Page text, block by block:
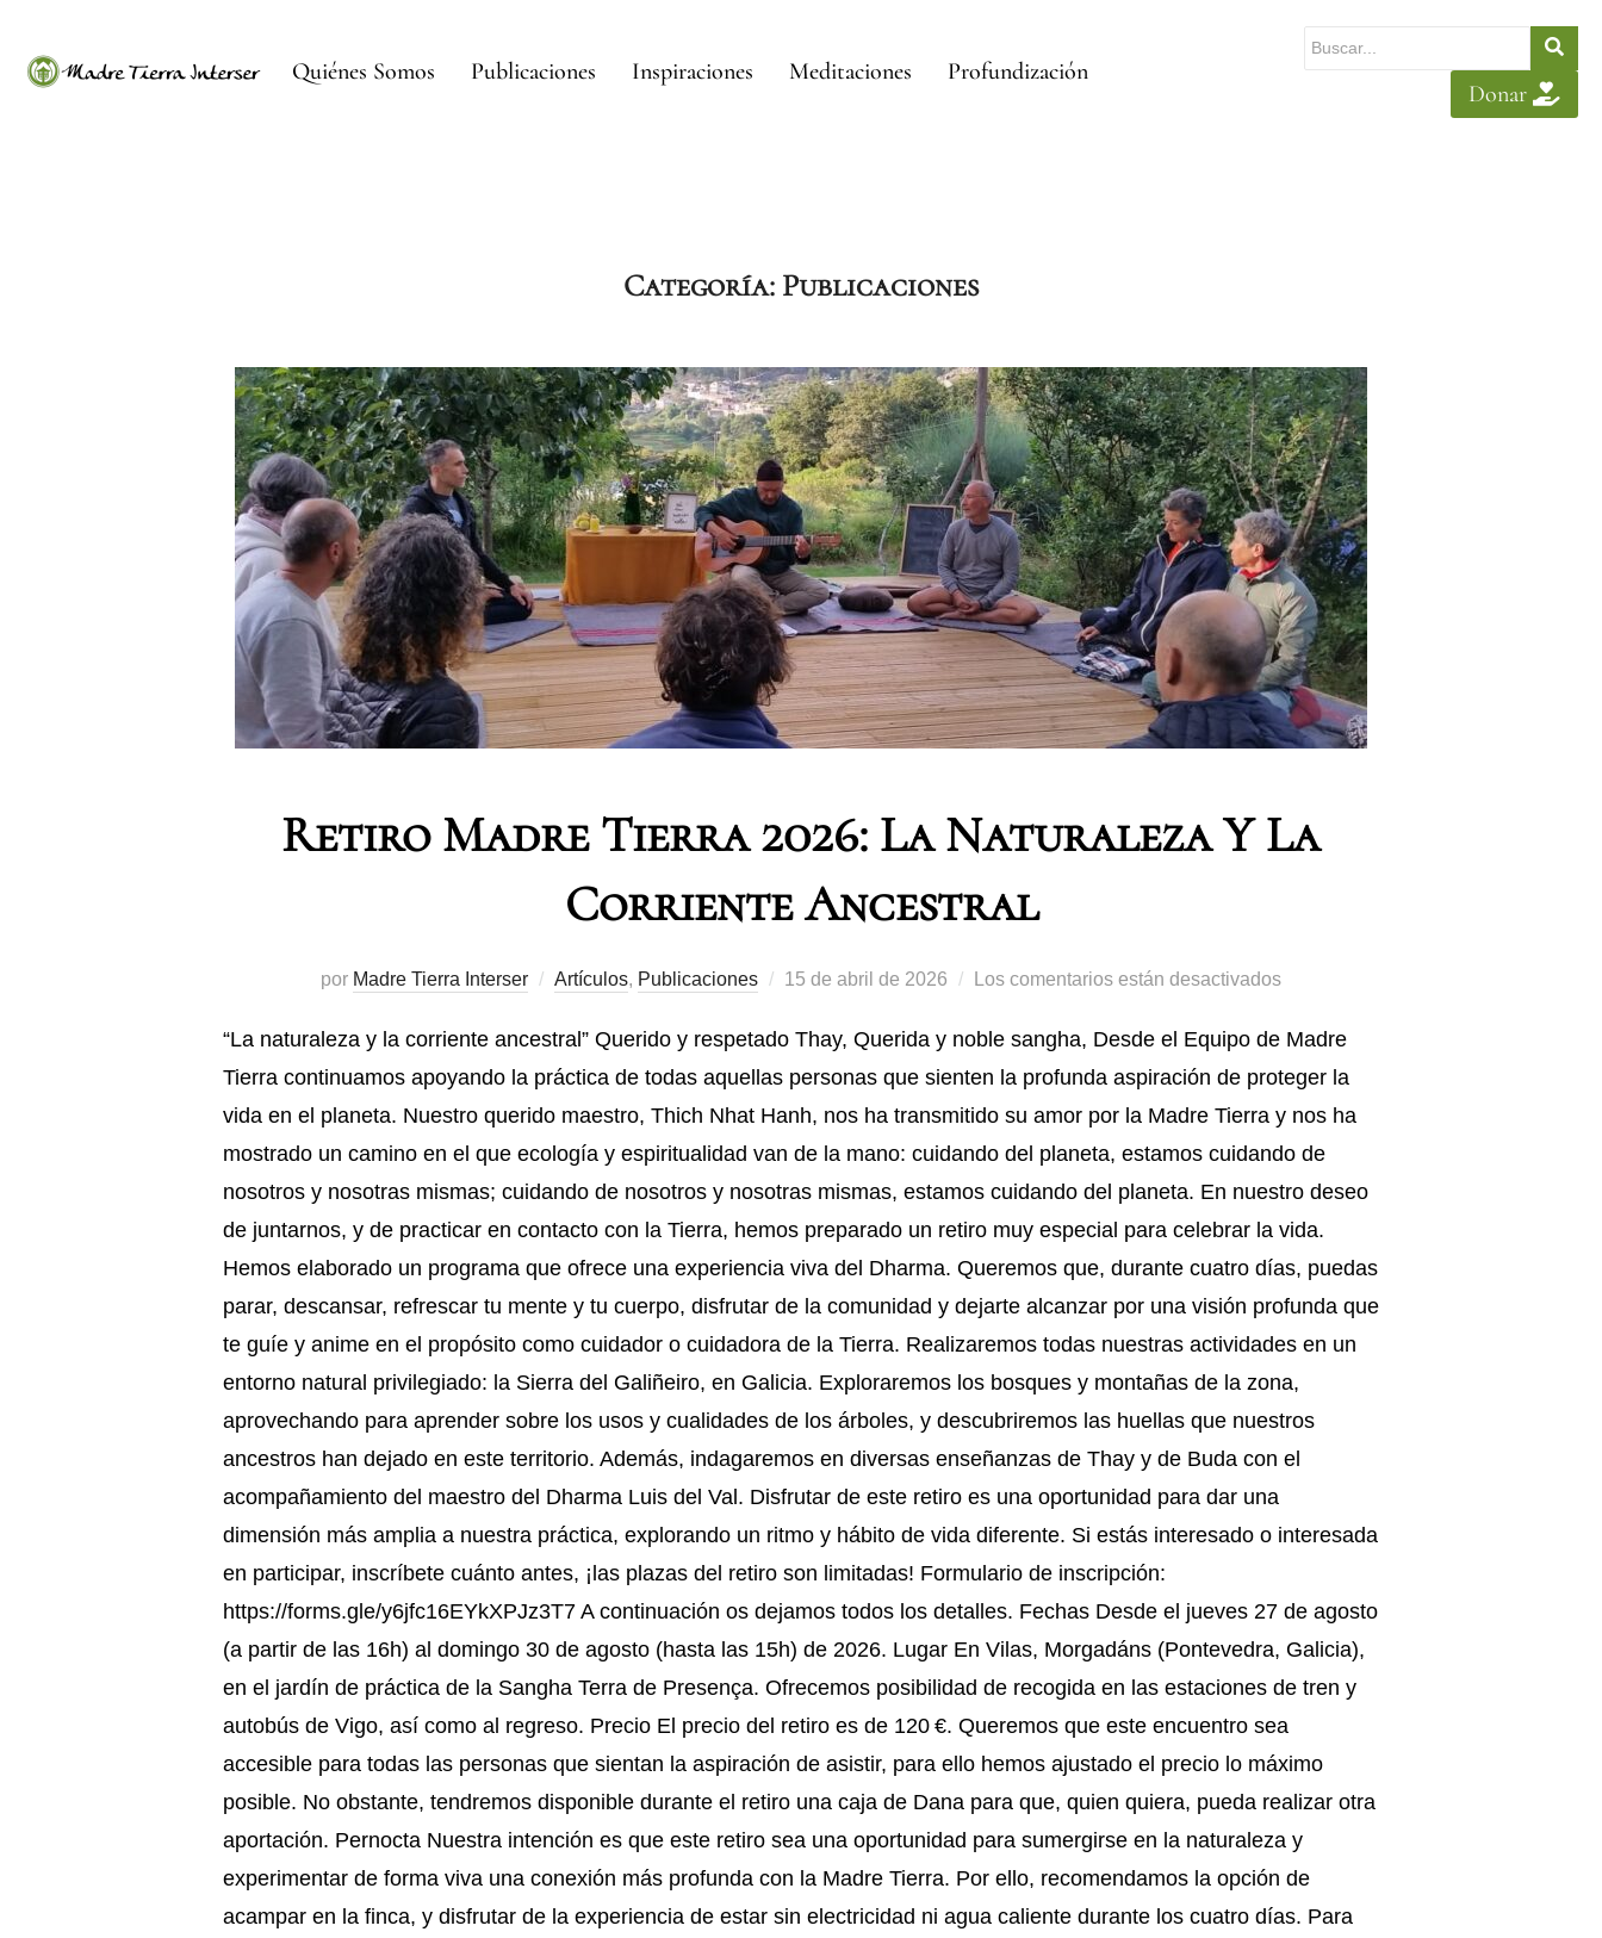
Quiénes Somos Publicaciones Inspiraciones Meditaciones Profundización
Donar
Categoría: Publicaciones
Retiro Madre Tierra 2026: La Naturaleza Y La
Corriente Ancestral
por Madre Tierra Interser Artículos, Publicaciones 15 de abril de 2026 Los comentarios están desactivados
“La naturaleza y la corriente ancestral” Querido y respetado Thay, Querida y noble sangha, Desde el Equipo de Madre
Tierra continuamos apoyando la práctica de todas aquellas personas que sienten la profunda aspiración de proteger la
vida en el planeta. Nuestro querido maestro, Thich Nhat Hanh, nos ha transmitido su amor por la Madre Tierra y nos ha
mostrado un camino en el que ecología y espiritualidad van de la mano: cuidando del planeta, estamos cuidando de
nosotros y nosotras mismas; cuidando de nosotros y nosotras mismas, estamos cuidando del planeta. En nuestro deseo
de juntarnos, y de practicar en contacto con la Tierra, hemos preparado un retiro muy especial para celebrar la vida.
Hemos elaborado un programa que ofrece una experiencia viva del Dharma. Queremos que, durante cuatro días, puedas
parar, descansar, refrescar tu mente y tu cuerpo, disfrutar de la comunidad y dejarte alcanzar por una visión profunda que
te guíe y anime en el propósito como cuidador o cuidadora de la Tierra. Realizaremos todas nuestras actividades en un
entorno natural privilegiado: la Sierra del Galiñeiro, en Galicia. Exploraremos los bosques y montañas de la zona,
aprovechando para aprender sobre los usos y cualidades de los árboles, y descubriremos las huellas que nuestros
ancestros han dejado en este territorio. Además, indagaremos en diversas enseñanzas de Thay y de Buda con el
acompañamiento del maestro del Dharma Luis del Val. Disfrutar de este retiro es una oportunidad para dar una
dimensión más amplia a nuestra práctica, explorando un ritmo y hábito de vida diferente. Si estás interesado o interesada
en participar, inscríbete cuánto antes, ¡las plazas del retiro son limitadas! Formulario de inscripción:
https://forms.gle/y6jfc16EYkXPJz3T7 A continuación os dejamos todos los detalles. Fechas Desde el jueves 27 de agosto
(a partir de las 16h) al domingo 30 de agosto (hasta las 15h) de 2026. Lugar En Vilas, Morgadáns (Pontevedra, Galicia),
en el jardín de práctica de la Sangha Terra de Presença. Ofrecemos posibilidad de recogida en las estaciones de tren y
autobús de Vigo, así como al regreso. Precio El precio del retiro es de 120 €. Queremos que este encuentro sea
accesible para todas las personas que sientan la aspiración de asistir, para ello hemos ajustado el precio lo máximo
posible. No obstante, tendremos disponible durante el retiro una caja de Dana para que, quien quiera, pueda realizar otra
aportación. Pernocta Nuestra intención es que este retiro sea una oportunidad para sumergirse en la naturaleza y
experimentar de forma viva una conexión más profunda con la Madre Tierra. Por ello, recomendamos la opción de
acampar en la finca, y disfrutar de la experiencia de estar sin electricidad ni agua caliente durante los cuatro días. Para